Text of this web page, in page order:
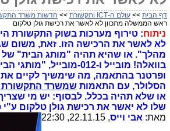
דף הבית >> עולם ה-ICT ותקשורת >> חדשות משרד
ראש הממשלה מתכוון לא לאשר את רכישת גולן טלקום
ניתוח: טירוף מערכות בשוק התקשורת
לא לאשר את הרכישה הזו. זאת, משום
מהלך". או שהיא תהיה "מותג הבית"
בוואלה! מובייל ו-012-מובייל,
ופרטנר בהתאמה, מה שימשיך לקיים
הסלולר, עם התאמות שמשרד התקשורת
או שלא תהיה בכלל. לבסוף: יש מי
שלו לא יאשר את רכישת גולן טלקום ע"י
מאת: אבי וייס, 22.11.15, 22:30